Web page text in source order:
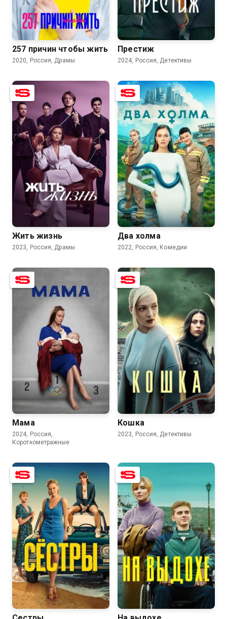
7.7 7.3
257 причин чтобы жить
2020, Россия, Драмы
7.5 7.5
Престиж
2024, Россия, Детективы
5.8
Жить жизнь
2023, Россия, Драмы
7.6 6.6
Два холма
2022, Россия, Комедии
7.6
Мама
2024, Россия,
Короткометражные
7.6 5.2
Кошка
2023, Россия, Детективы
8.0 6.7
7.0 4.5